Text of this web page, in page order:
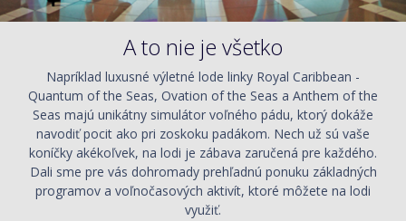
A to nie je všetko
Napríklad luxusné výletné lode linky Royal Caribbean -
Quantum of the Seas, Ovation of the Seas a Anthem of the
Seas majú unikátny simulátor voľného pádu, ktorý dokáže
navodiť pocit ako pri zoskoku padákom. Nech už sú vaše
koníčky akékoľvek, na lodi je zábava zaručená pre každého.
Dali sme pre vás dohromady prehľadnú ponuku základných
programov a voľnočasových aktivít, ktoré môžete na lodi
využiť.